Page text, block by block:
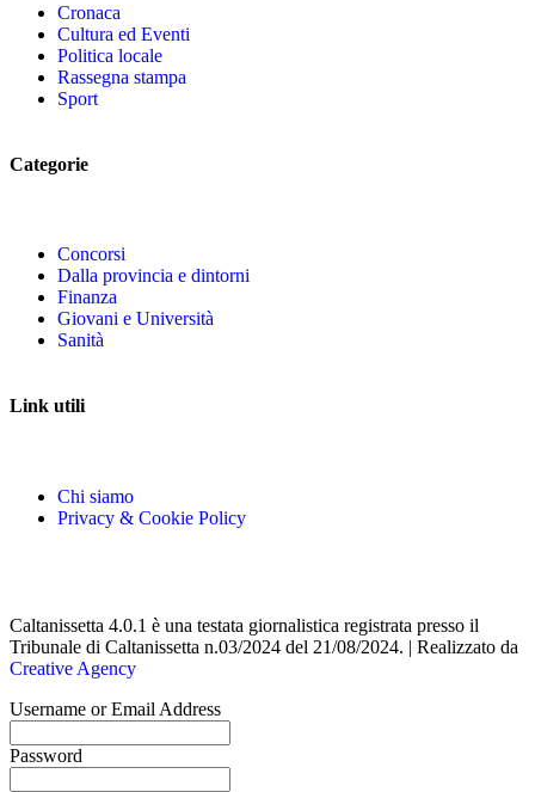
Cronaca
Cultura ed Eventi
Politica locale
Rassegna stampa
Sport
Categorie
Concorsi
Dalla provincia e dintorni
Finanza
Giovani e Università
Sanità
Link utili
Chi siamo
Privacy & Cookie Policy
Caltanissetta 4.0.1 è una testata giornalistica registrata presso il
Tribunale di Caltanissetta n.03/2024 del 21/08/2024. | Realizzato da
Creative Agency
Username or Email Address
Password